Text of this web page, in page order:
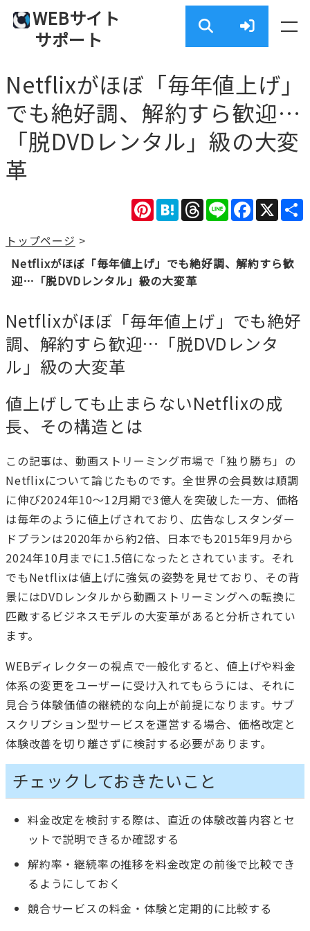
WEBサイト
サポート
Netflixがほぼ「毎年値上げ」
でも絶好調、解約すら歓迎…
「脱DVDレンタル」級の大変
革
X
Facebook
Line
Threads
Hatena
Pinterest
トップページ >
Netflixがほぼ「毎年値上げ」でも絶好調、解約すら歓
迎…「脱DVDレンタル」級の大変革
Netflixがほぼ「毎年値上げ」でも絶好
調、解約すら歓迎…「脱DVDレンタ
ル」級の大変革
値上げしても止まらないNetflixの成
長、その構造とは
この記事は、動画ストリーミング市場で「独り勝ち」の
Netflixについて論じたものです。全世界の会員数は順調
に伸び2024年10〜12月期で3億人を突破した一方、価格
は毎年のように値上げされており、広告なしスタンダー
ドプランは2020年から約2倍、日本でも2015年9月から
2024年10月までに1.5倍になったとされています。それ
でもNetflixは値上げに強気の姿勢を見せており、その背
景にはDVDレンタルから動画ストリーミングへの転換に
匹敵するビジネスモデルの大変革があると分析されてい
ます。
WEBディレクターの視点で一般化すると、値上げや料金
体系の変更をユーザーに受け入れてもらうには、それに
見合う体験価値の継続的な向上が前提になります。サブ
スクリプション型サービスを運営する場合、価格改定と
体験改善を切り離さずに検討する必要があります。
チェックしておきたいこと
料金改定を検討する際は、直近の体験改善内容とセ
ットで説明できるか確認する
解約率・継続率の推移を料金改定の前後で比較でき
るようにしておく
競合サービスの料金・体験と定期的に比較する